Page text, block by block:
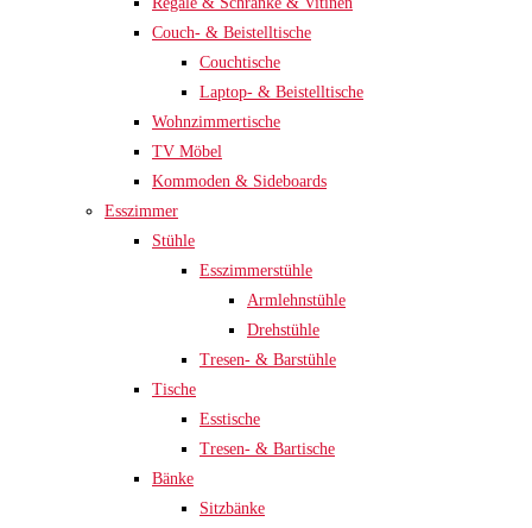
Couch- & Beistelltische
Couchtische
Laptop- & Beistelltische
Wohnzimmertische
TV Möbel
Kommoden & Sideboards
Esszimmer
Stühle
Esszimmerstühle
Armlehnstühle
Drehstühle
Tresen- & Barstühle
Tische
Esstische
Tresen- & Bartische
Bänke
Sitzbänke